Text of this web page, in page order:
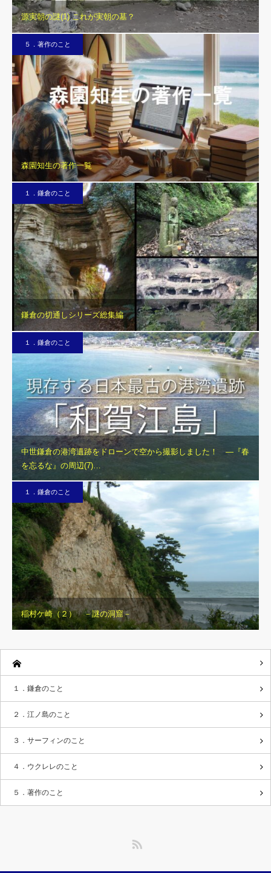
源実朝の謎(1) これが実朝の墓？
５．著作のこと
森園知生の著作一覧
１．鎌倉のこと
鎌倉の切通しシリーズ総集編
１．鎌倉のこと
中世鎌倉の港湾遺跡をドローンで空から撮影しました！ ―『春
を忘るな』の周辺(7)…
１．鎌倉のこと
稲村ケ崎（２） －謎の洞窟－
１．鎌倉のこと
２．江ノ島のこと
３．サーフィンのこと
４．ウクレレのこと
５．著作のこと